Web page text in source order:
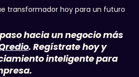
transformador hoy para un futuro
hacia un negocio más
. Regístrate hoy y
inteligente para